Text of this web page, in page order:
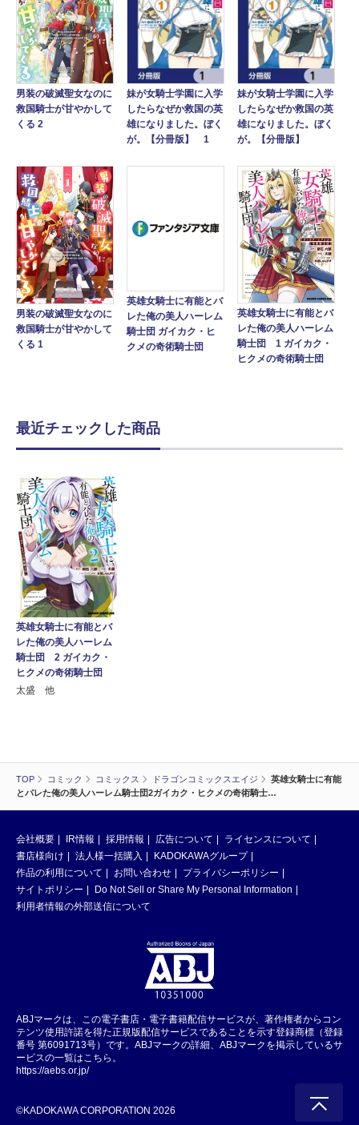
TOP コミック コミックス ドラゴンコミックスエイジ
英雄女騎士に有能
とバレた俺の美人ハーレム騎士団2ガイカク・ヒクメの奇術騎士…
男装の破滅聖女なのに
救国騎士が甘やかして
くる 2
妹が女騎士学園に入学
したらなぜか救国の英
雄になりました。ぼく
が。【分冊版】 1
妹が女騎士学園に入学
したらなぜか救国の英
雄になりました。ぼく
が。【分冊版】
男装の破滅聖女なのに
救国騎士が甘やかして
くる 1
英雄女騎士に有能とバ
レた俺の美人ハーレム
騎士団 ガイカク・ヒ
クメの奇術騎士団
英雄女騎士に有能とバ
レた俺の美人ハーレム
騎士団 1 ガイカク・
ヒクメの奇術騎士団
最近チェックした商品
英雄女騎士に有能とバ
レた俺の美人ハーレム
騎士団 2 ガイカク・
ヒクメの奇術騎士団
太盛 他
会社概要 IR情報 採用情報 広告について
ライセンスについて
書店様向け
法人様一括購入
KADOKAWAグループ
作品の利用について
お問い合わせ
プライバシーポリシー
サイトポリシー
Do Not Sell or Share My Personal Information
利用者情報の外部送信について
ABJマークは、この電子書店・電子書籍配信サービスが、著作権者からコン
テンツ使用許諾を得た正規版配信サービスであることを示す登録商標（登録
番号 第6091713号）です。ABJマークの詳細、ABJマークを掲示しているサ
ービスの一覧はこちら。
https://aebs.or.jp/
©KADOKAWA CORPORATION 2026